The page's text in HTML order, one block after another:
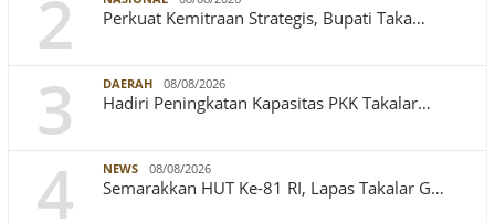
2 Perkuat Kemitraan Strategis, Bupati Taka…
3 DAERAH 08/08/2026
Hadiri Peningkatan Kapasitas PKK Takalar…
4 NEWS 08/08/2026
Semarakkan HUT Ke-81 RI, Lapas Takalar G…